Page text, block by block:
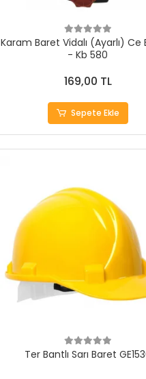
Karam Baret Vidalı (Ayarlı) Ce
- Kb 580
169,00 TL
Sepete Ekle
Ter Bantlı Sarı Baret